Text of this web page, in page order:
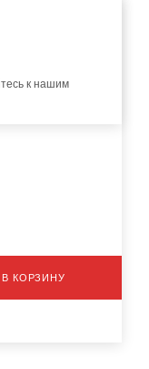
к нашим
В КОРЗИНУ